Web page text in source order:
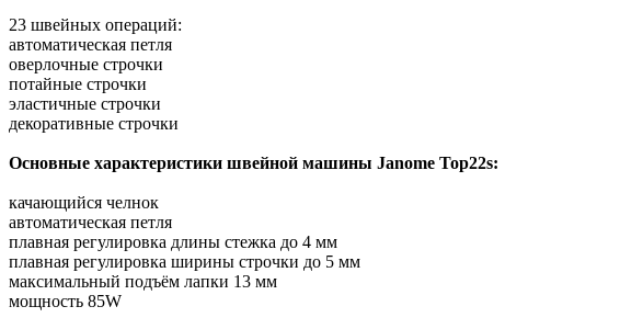
23 швейных операций:
автоматическая петля
оверлочные строчки
потайные строчки
эластичные строчки
декоративные строчки
Основные характеристики швейной машины Janome Top22s:
качающийся челнок
автоматическая петля
плавная регулировка длины стежка до 4 мм
плавная регулировка ширины строчки до 5 мм
максимальный подъём лапки 13 мм
мощность 85W